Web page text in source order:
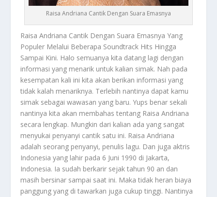
Raisa Andriana Cantik Dengan Suara Emasnya
Raisa Andriana Cantik Dengan Suara Emasnya Yang
Populer Melalui Beberapa Soundtrack Hits Hingga
Sampai Kini. Halo semuanya kita datang lagi dengan
informasi yang menarik untuk kalian simak. Nah pada
kesempatan kali ini kita akan berikan informasi yang
tidak kalah menariknya. Terlebih nantinya dapat kamu
simak sebagai wawasan yang baru. Yups benar sekali
nantinya kita akan membahas tentang Raisa Andriana
secara lengkap. Mungkin dari kalian ada yang sangat
menyukai penyanyi cantik satu ini. Raisa Andriana
adalah seorang penyanyi, penulis lagu. Dan juga aktris
Indonesia yang lahir pada 6 Juni 1990 di Jakarta,
Indonesia. Ia sudah berkarir sejak tahun 90 an dan
masih bersinar sampai saat ini. Maka tidak heran biaya
panggung yang di tawarkan juga cukup tinggi. Nantinya